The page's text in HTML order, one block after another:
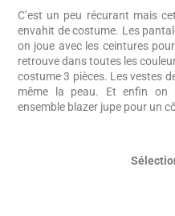
C’est un peu récurant mais
envahit de costume. Les
on joue avec les ceintures
retrouve dans toutes les
costume 3 pièces. Les vestes
même la peau. Et enfin on
ensemble blazer jupe pour un